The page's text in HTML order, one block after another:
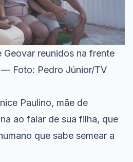
Geovar reunidos na frente
— Foto: Pedro Júnior/TV
Paulino, mãe de
ao falar de sua filha, que
que sabe semear a